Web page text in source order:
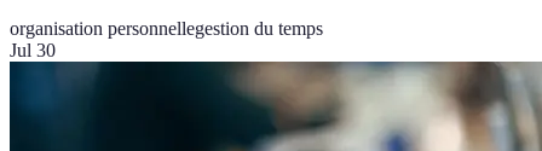
organisation personnellegestion du temps
Jul 30